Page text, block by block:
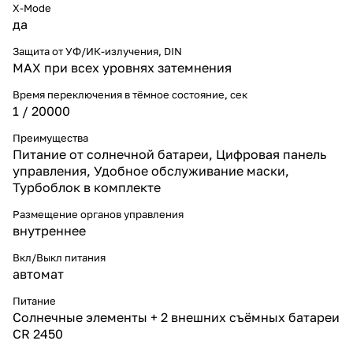
X-Mode
да
Защита от УФ/ИК-излучения, DIN
MAX при всех уровнях затемнения
Время переключения в тёмное состояние, сек
1 / 20000
Преимущества
Питание от солнечной батареи, Цифровая панель
управления, Удобное обслуживание маски,
Турбоблок в комплекте
Размещение органов управления
внутреннее
Вкл/Выкл питания
автомат
Питание
Солнечные элементы + 2 внешних съёмных батареи
CR 2450